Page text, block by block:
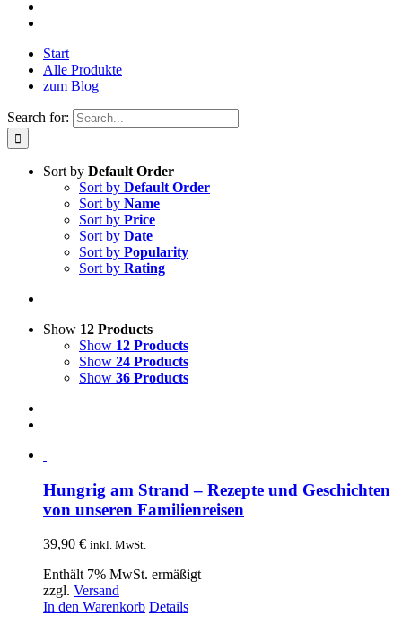
Start
Alle Produkte
zum Blog
Search for:
Sort by Default Order
Sort by Default Order
Sort by Name
Sort by Price
Sort by Date
Sort by Popularity
Sort by Rating
Show 12 Products
Show 12 Products
Show 24 Products
Show 36 Products
Hungrig am Strand – Rezepte und Geschichten
von unseren Familienreisen
39,90 € inkl. MwSt.
Enthält 7% MwSt. ermäßigt
zzgl. Versand
In den Warenkorb Details